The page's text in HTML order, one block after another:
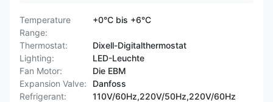
Temperature
Range:
+0°C bis +6°C
Thermostat:
Dixell-Digitalthermostat
Lighting:
LED-Leuchte
Fan Motor:
Die EBM
Expansion Valve:
Danfoss
Refrigerant:
110V/60Hz,220V/50Hz,220V/60Hz